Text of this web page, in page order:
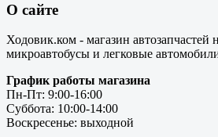
О сайте
Ходовик.ком - магазин автозапчастей
микроавтобусы и легковые
График работы магазина
Пн-Пт: 9:00-16:00
Суббота: 10:00-14:00
Воскресенье: выходной